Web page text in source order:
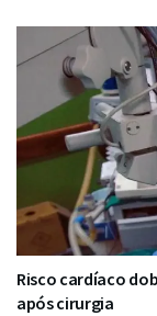
Risco cardíaco
após cirurgia